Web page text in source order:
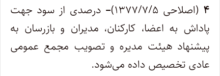
۴ (اصلاحی ۱۳۷۷/۷/۵) – درصدی از سود جهت
پاداش به اعضا، کارکنان، مدیران و بازرسان به
پیشنهاد هیئت مدیره و تصویب مجمع عمومی
عادی تخصیص داده می‌شود.